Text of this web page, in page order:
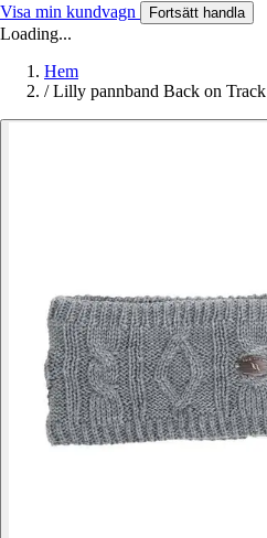
Visa min kundvagn Fortsätt handla
Loading...
Hem
/ Lilly pannband Back on Track